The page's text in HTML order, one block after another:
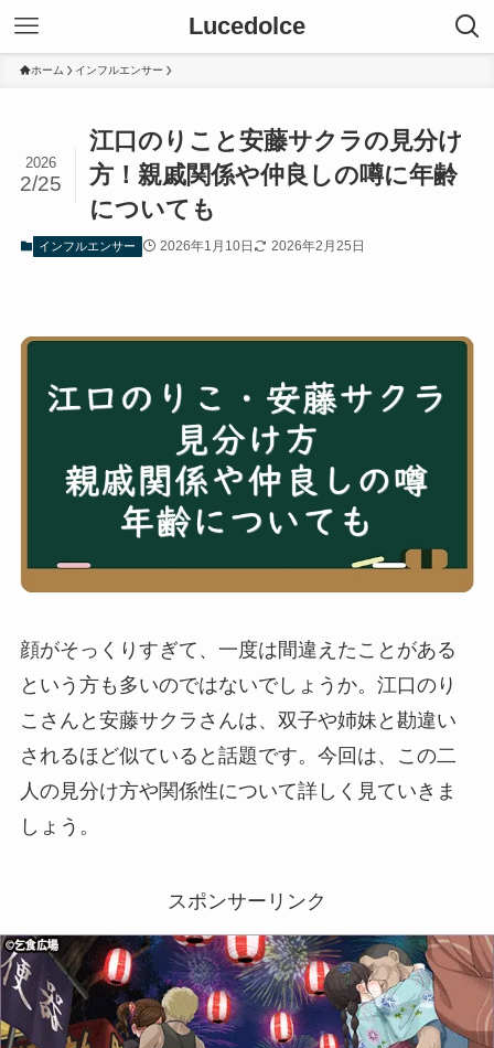
Lucedolce
ホーム インフルエンサー
江口のりこと安藤サクラの見分け
方！親戚関係や仲良しの噂に年齢
についても
2026
2/25
インフルエンサー 2026年1月10日 2026年2月25日
顔がそっくりすぎて、一度は間違えたことがある
という方も多いのではないでしょうか。江口のり
こさんと安藤サクラさんは、双子や姉妹と勘違い
されるほど似ていると話題です。今回は、この二
人の見分け方や関係性について詳しく見ていきま
しょう。
スポンサーリンク